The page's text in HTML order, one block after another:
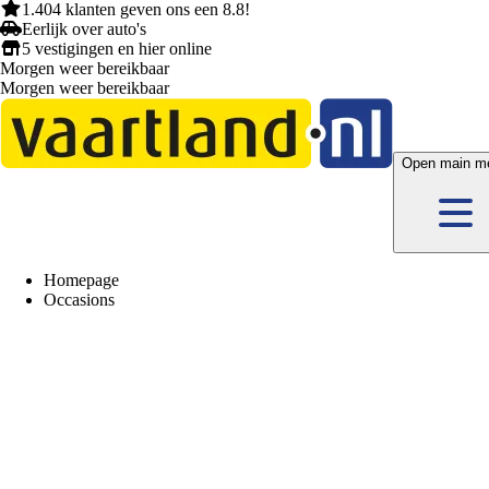
1.404 klanten geven ons een 8.8!
Eerlijk over auto's
5 vestigingen en hieronline
Morgen weer bereikbaar
Morgen weer bereikbaar
Open main
Homepage
Occasions